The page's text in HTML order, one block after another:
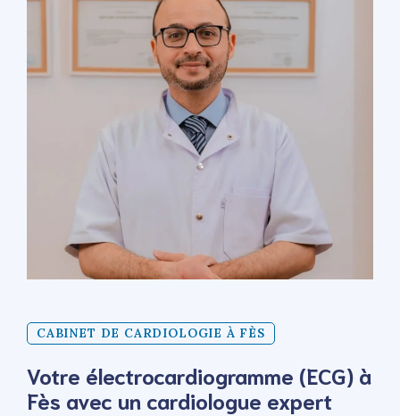
CABINET DE CARDIOLOGIE À FÈS
Votre électrocardiogramme (ECG) à
Fès avec un cardiologue expert